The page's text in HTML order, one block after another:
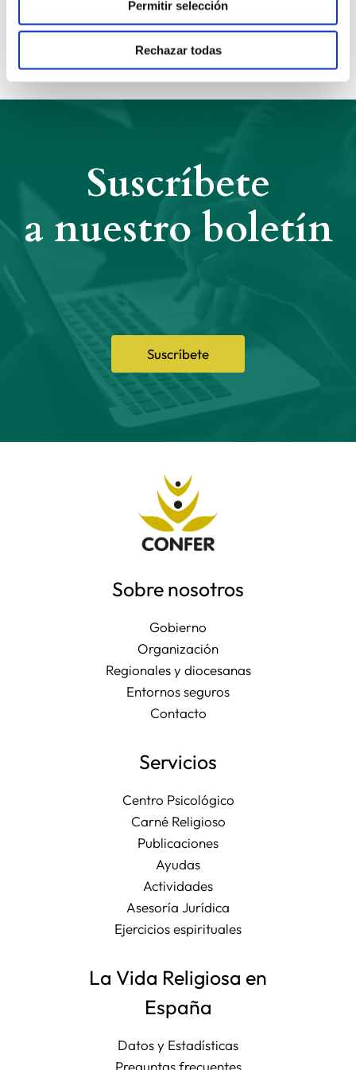
Permitir selección
Rechazar todas
Compartir:
Suscríbete
Suscríbete
a nuestro boletín
Sobre nosotros
Gobierno
Organización
Regionales y diocesanas
Entornos seguros
Contacto
Servicios
Centro Psicológico
Carné Religioso
Publicaciones
Ayudas
Actividades
Asesoría Jurídica
Ejercicios espirituales
La Vida Religiosa en
España
Datos y Estadísticas
Preguntas frecuentes